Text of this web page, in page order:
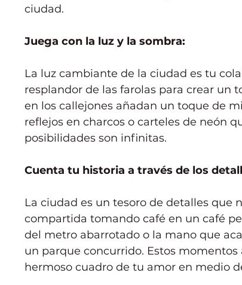
ciudad.
Juega con la luz y la sombra:
La luz cambiante de la ciudad es tu
resplandor de las farolas para crear un
en los callejones añadan un toque de
reflejos en charcos o carteles de neón
posibilidades son infinitas.
Cuenta tu historia a través de los
La ciudad es un tesoro de detalles que
compartida tomando café en un café
del metro abarrotado o la mano que
un parque concurrido. Estos
hermoso cuadro de tu amor en medio